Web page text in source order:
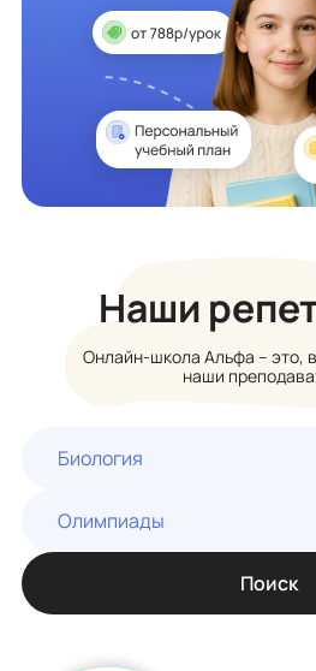
Наши
Онлайн-школа Альфа – это,
наши
Биология
Олимпиады
Поиск